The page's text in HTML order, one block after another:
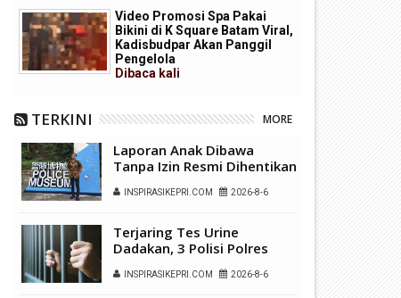
Polsek Batam Kota Kolaborasi
Bersama Pengusaha Scrap Atensi
Khusus Rayap Besi
BC Batam Kecolongan, PT
Marinatama Gemanusa
Diduga Dijadikan Jalur
Penyelundupan Barang ilegal
Video Promosi Spa Pakai
Bikini di K Square Batam Viral,
Kadisbudpar Akan Panggil
Pengelola
Dibaca kali
TERKINI MORE
Laporan Anak Dibawa
Tanpa Izin Resmi Dihentikan
Sengketa Hak Asuh
INSPIRASIKEPRI.COM 2026-8-6
Terjaring Tes Urine
Dadakan, 3 Polisi Polres
SabuINSPIRASIKEPRI.COM 2026-8-6